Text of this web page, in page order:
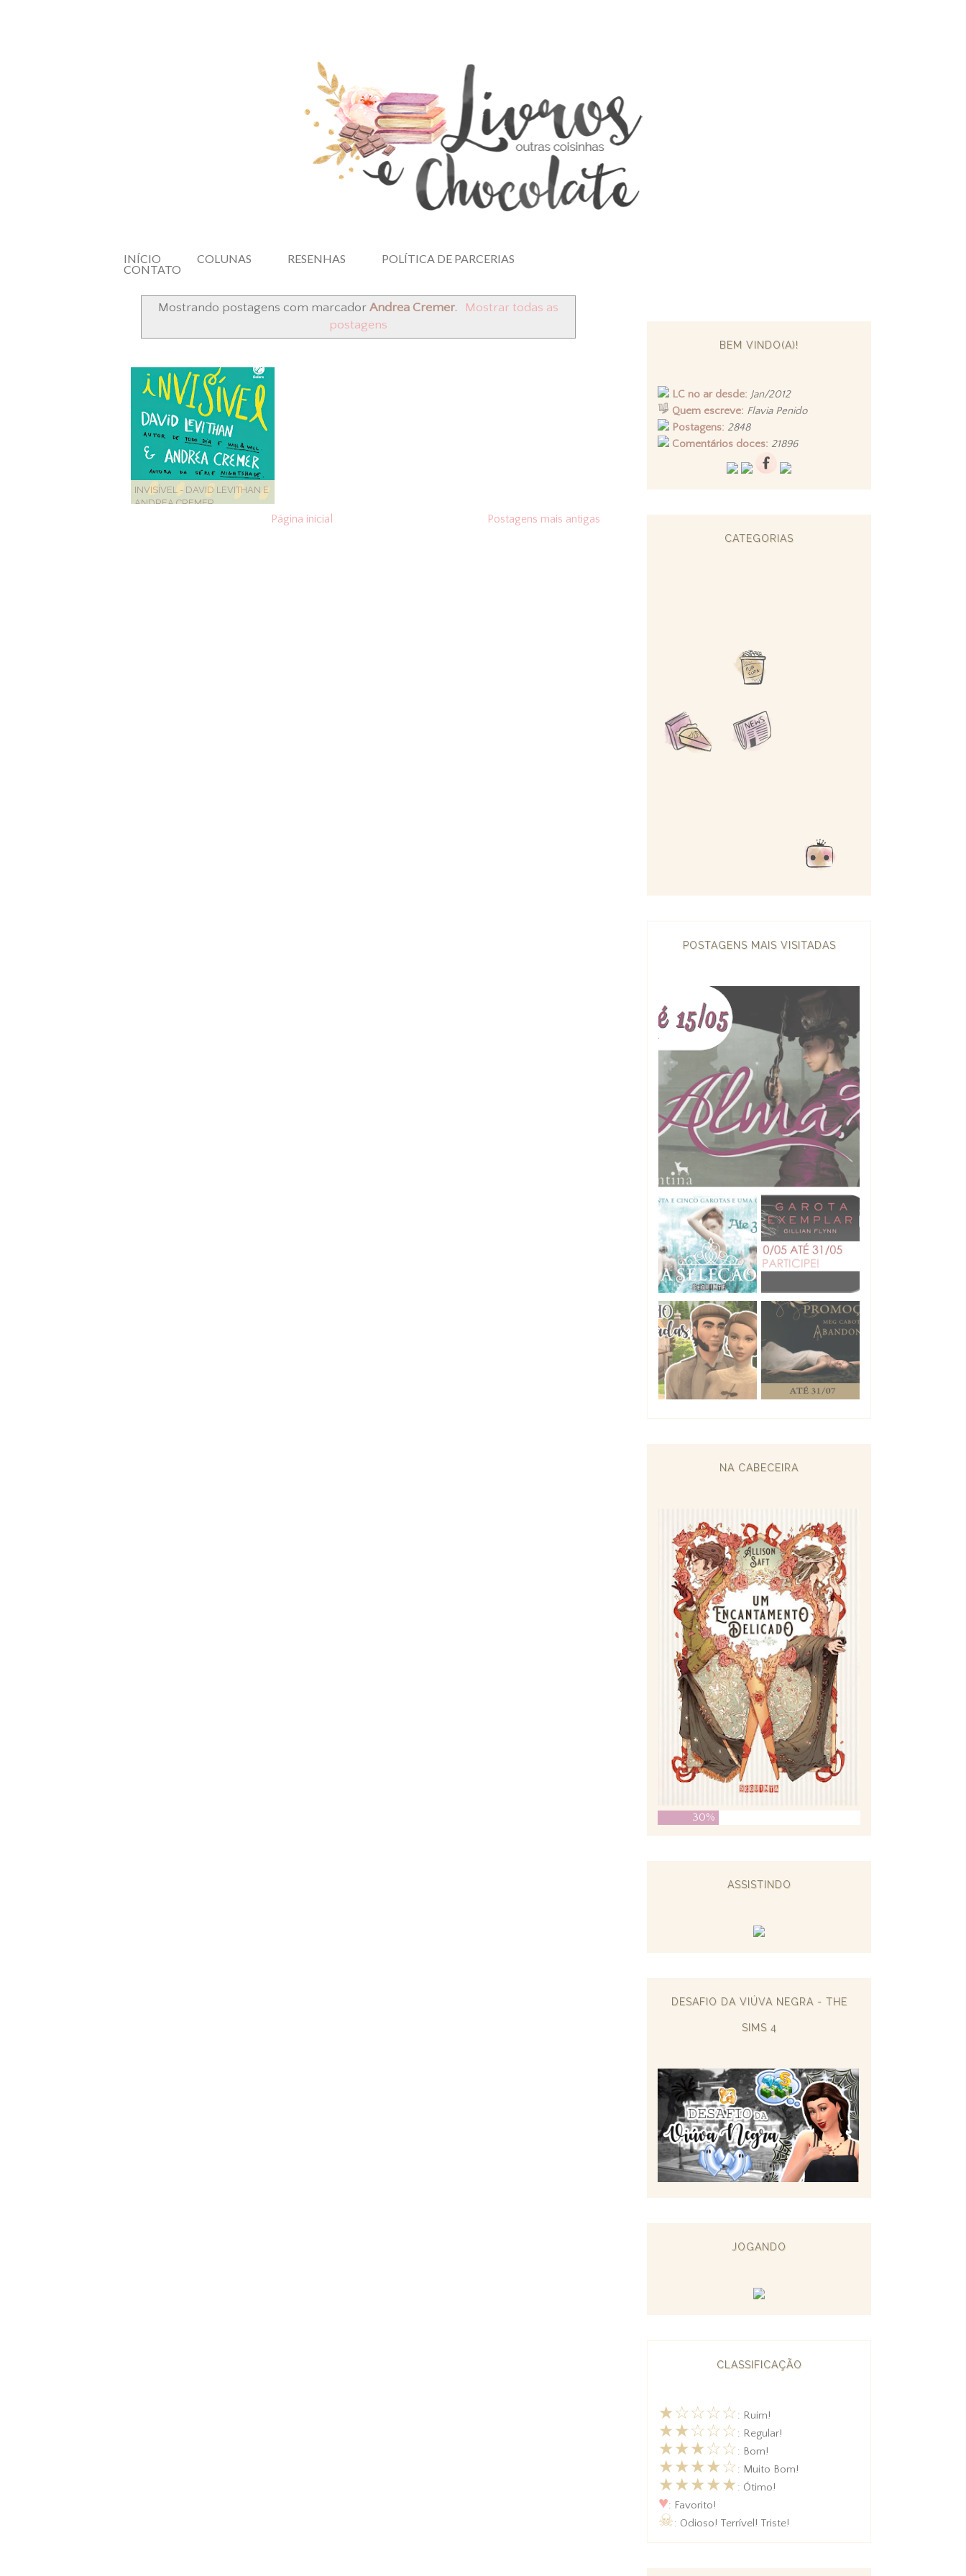
INÍCIO COLUNAS RESENHAS POLÍTICA DE PARCERIAS
CONTATO
Mostrando postagens com marcador Andrea Cremer.
Mostrar todas as
postagens
INVISÍVEL - DAVID LEVITHAN E
ANDREA CREMER
Postagens mais antigas
Página inicial
BEM VINDO(A)!
LC no ar desde: Jan/2012
Quem escreve: Flavia Penido
Postagens: 2848
Comentários doces: 21896
CATEGORIAS
POSTAGENS MAIS VISITADAS
NA CABECEIRA
30%
ASSISTINDO
DESAFIO DA VIÚVA NEGRA - THE
SIMS 4
JOGANDO
CLASSIFICAÇÃO
★☆☆☆☆: Ruim!
★★☆☆☆: Regular!
★★★☆☆: Bom!
★★★★☆: Muito Bom!
★★★★★: Ótimo!
♥: Favorito!
☠: Odioso! Terrível! Triste!